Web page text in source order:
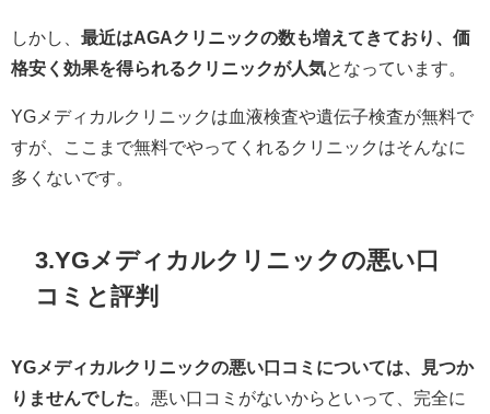
しかし、 最近はAGAクリニックの数も増えてきており、価
格安く効果を得られるクリニックが人気となっています。
YGメディカルクリニックは血液検査や遺伝子検査が無料で
すが、ここまで無料でやってくれるクリニックはそんなに
多くないです。
3.YGメディカルクリニックの悪い口
コミと評判
YGメディカルクリニックの悪い口コミについては、見つか
りませんでした 。悪い口コミがないからといって、完全に